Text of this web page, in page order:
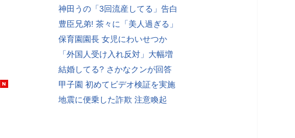
神田うの「3回流産してる」告白
豊臣兄弟! 茶々に「美人過ぎる」
保育園園長 女児にわいせつか
「外国人受け入れ反対」大幅増
結婚してる? さかなクンが回答
甲子園 初めてビデオ検証を実施
地震に便乗した詐欺 注意喚起